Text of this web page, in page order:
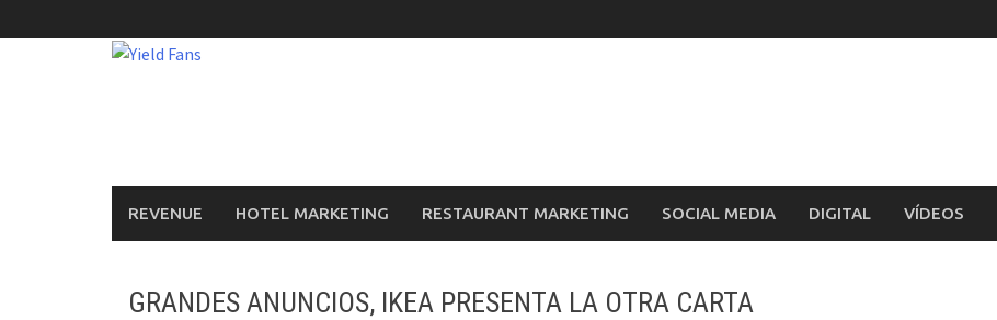
al
REVENUE HOTEL MARKETING RESTAURANT MARKETING SOCIAL MEDIA DIGITAL VÍDEOS
GRANDES ANUNCIOS, IKEA PRESENTA LA OTRA CARTA